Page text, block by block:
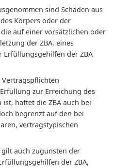
sind Schäden aus
Körpers oder der
auf einer vorsätzlichen oder
der ZBA, eines
Erfüllungsgehilfen der ZBA
Vertragspflichten
zur Erreichung des
haftet die ZBA auch bei
begrenzt auf den bei
vertragstypischen
auch zugunsten der
der ZBA,